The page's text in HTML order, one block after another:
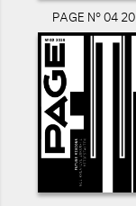
PAGE N° 04